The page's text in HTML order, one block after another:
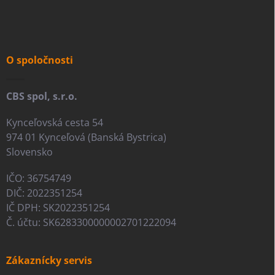
O spoločnosti
CBS spol, s.r.o.
Kynceľovská cesta 54
974 01 Kynceľová (Banská Bystrica)
Slovensko
IČO: 36754749
DIČ: 2022351254
IČ DPH: SK2022351254
Č. účtu: SK6283300000002701222094
Zákaznícky servis